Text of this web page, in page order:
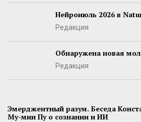
Нейроиюль 2026 в
Редакция
Обнаружена новая
Редакция
Эмерджентный разум. Беседа
Му-мин Пу о сознании и ИИ